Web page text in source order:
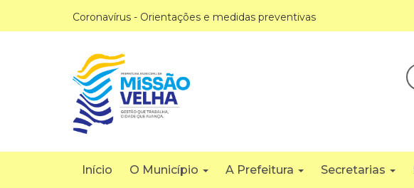
Coronavírus - Orientações e medidas preventivas
Início O Município A Prefeitura Secretarias